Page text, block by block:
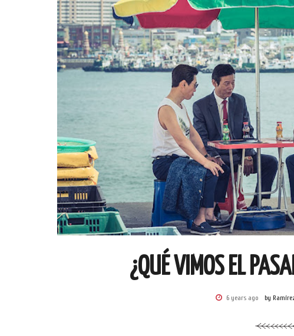
¿QUÉ VIMOS EL
6 years ago by